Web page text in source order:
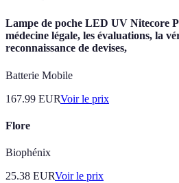
Lampe de poche LED UV Nitecore
médecine légale, les évaluations, la
reconnaissance de devises,
Batterie Mobile
167.99 EURVoir le prix
Flore
Biophénix
25.38 EURVoir le prix